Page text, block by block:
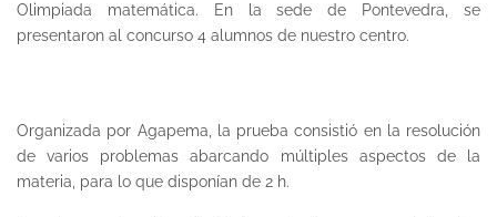
Olimpiada matemática. En la sede de Pontevedra, se
presentaron al concurso 4 alumnos de nuestro centro.
Organizada por Agapema, la prueba consistió en la resolución
de varios problemas abarcando múltiples aspectos de la
materia, para lo que disponían de 2 h.